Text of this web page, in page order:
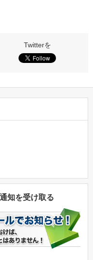
知を受け取る